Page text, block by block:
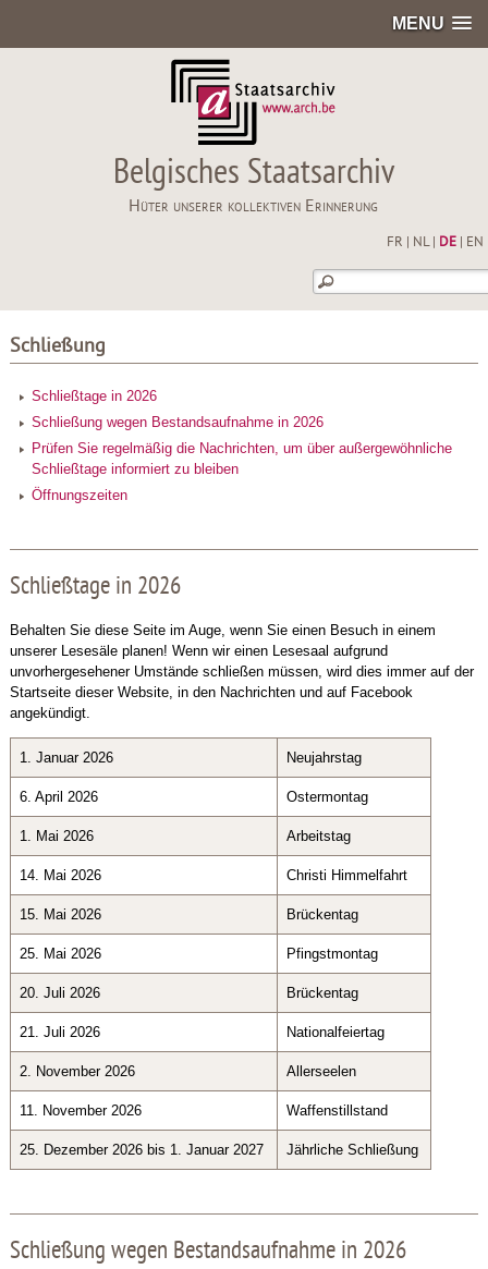
MENU
Belgisches Staatsarchiv
Hüter unserer kollektiven Erinnerung
FR NL| DE| EN
Schließung
Schließtage in 2026
Schließung wegen Bestandsaufnahme in 2026
Prüfen Sie regelmäßig die Nachrichten, um über außergewöhnliche
Schließtage informiert zu bleiben
Öffnungszeiten
Schließtage in 2026
Behalten Sie diese Seite im Auge, wenn Sie einen Besuch in einem
unserer Lesesäle planen! Wenn wir einen Lesesaal aufgrund
unvorhergesehener Umstände schließen müssen, wird dies immer auf der
Startseite dieser Website, in den Nachrichten und auf Facebook
angekündigt.
1. Januar 2026 Neujahrstag
6. April 2026 Ostermontag
1. Mai 2026 Arbeitstag
14. Mai 2026 Christi Himmelfahrt
15. Mai 2026 Brückentag
25. Mai 2026 Pfingstmontag
20. Juli 2026 Brückentag
21. Juli 2026 Nationalfeiertag
2. November 2026 Allerseelen
11. November 2026 Waffenstillstand
25. Dezember 2026 bis 1. Januar 2027 Jährliche Schließung
Schließung wegen Bestandsaufnahme in 2026